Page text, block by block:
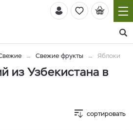
Свежие фрукты Яблоки
из Узбекистана в
сортировать